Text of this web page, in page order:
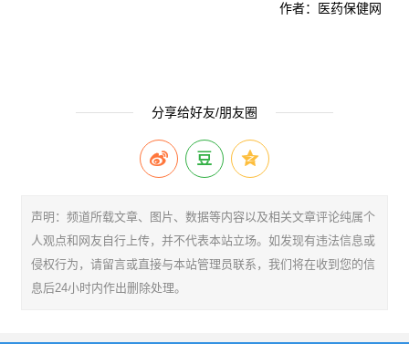
作者：医药保健网
分享给好友/朋友圈
声明：频道所载文章、图片、数据等内容以及相关文章评论纯属个
人观点和网友自行上传，并不代表本站立场。如发现有违法信息或
侵权行为，请留言或直接与本站管理员联系，我们将在收到您的信
息后24小时内作出删除处理。